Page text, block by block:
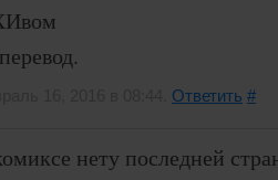
Ответить #
нету последней